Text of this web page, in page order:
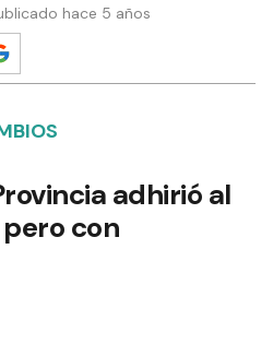
hace 5 años
adhirió al
con